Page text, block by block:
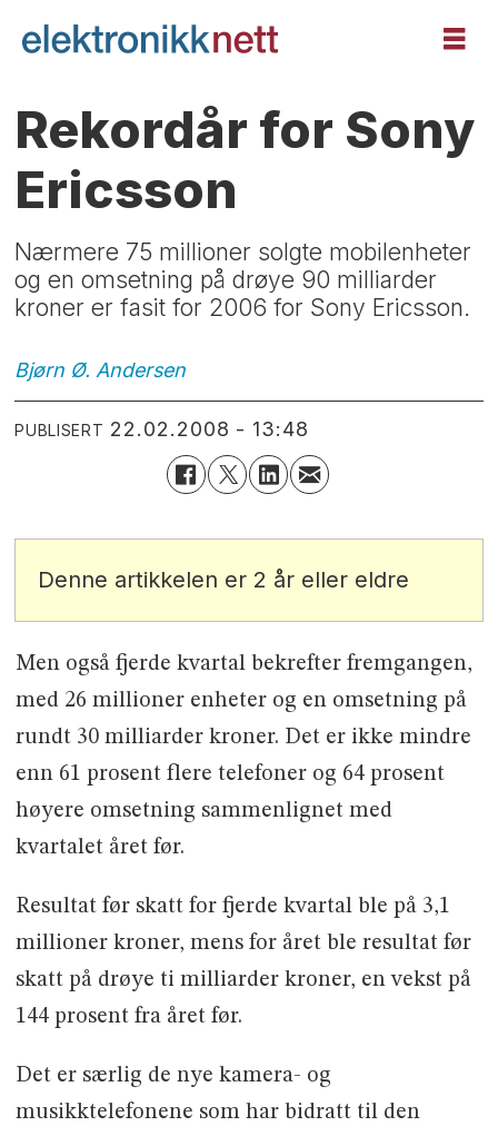
Rekordår for Sony
Ericsson
Nærmere 75 millioner solgte mobilenheter
og en omsetning på drøye 90 milliarder
kroner er fasit for 2006 for Sony Ericsson.
Bjørn Ø. Andersen
PUBLISERT 22.02.2008 - 13:48
Denne artikkelen er 2 år eller eldre
Men også fjerde kvartal bekrefter fremgangen,
med 26 millioner enheter og en omsetning på
rundt 30 milliarder kroner. Det er ikke mindre
enn 61 prosent flere telefoner og 64 prosent
høyere omsetning sammenlignet med
kvartalet året før.
Resultat før skatt for fjerde kvartal ble på 3,1
millioner kroner, mens for året ble resultat før
skatt på drøye ti milliarder kroner, en vekst på
144 prosent fra året før.
Det er særlig de nye kamera- og
musikktelefonene som har bidratt til den